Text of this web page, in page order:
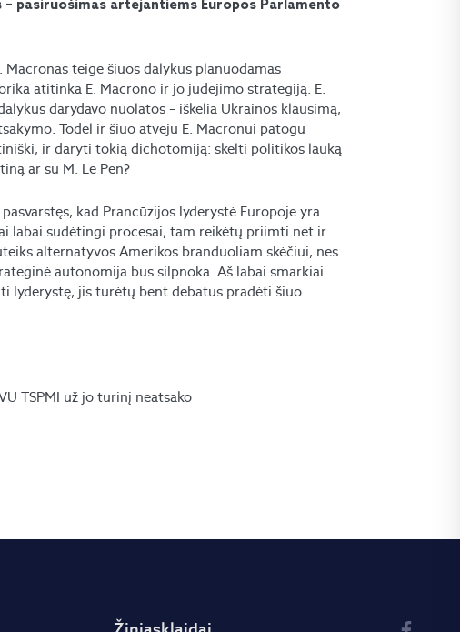
pasiruošimas artėjantiems Europos Parlamento
Macronas teigė šiuos dalykus planuodamas
atitinka E. Macrono ir jo judėjimo strategiją. E.
darydavo nuolatos – iškelia Ukrainos klausimą,
Todėl ir šiuo atveju E. Macronui patogu
ir daryti tokią dichotomiją: skelti politikos lauką
ar su M. Le Pen?
kad Prancūzijos lyderystė Europoje yra
labai sudėtingi procesai, tam reikėtų priimti net ir
alternatyvos Amerikos branduoliam skėčiui, nes
autonomija bus silpnoka. Aš labai smarkiai
lyderystę, jis turėtų bent debatus pradėti šiuo
TSPMI už jo turinį neatsako